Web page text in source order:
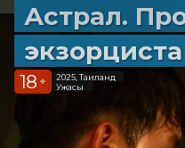
Астрал.
экзорциста
18 +
2025, Таиланд
Ужасы